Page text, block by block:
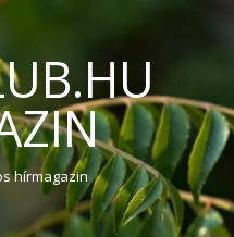
hírmagazin